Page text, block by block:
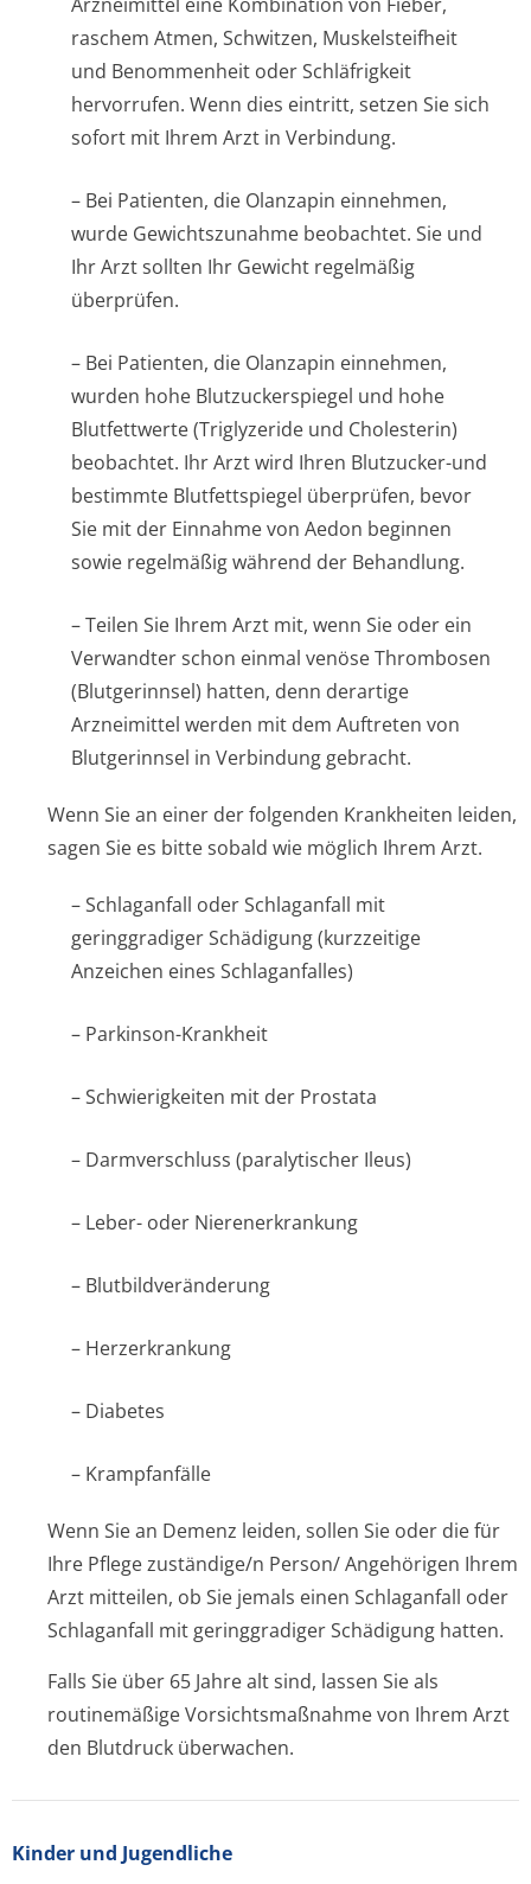
raschem Atmen, Schwitzen, Muskelsteifheit
und Benommenheit oder Schläfrigkeit
hervorrufen. Wenn dies eintritt, setzen Sie sich
sofort mit Ihrem Arzt in Verbindung.
– Bei Patienten, die Olanzapin einnehmen,
wurde Gewichtszunahme beobachtet. Sie und
Ihr Arzt sollten Ihr Gewicht regelmäßig
überprüfen.
– Bei Patienten, die Olanzapin einnehmen,
wurden hohe Blutzuckerspiegel und hohe
Blutfettwerte (Triglyzeride und Cholesterin)
beobachtet. Ihr Arzt wird Ihren Blutzucker-und
bestimmte Blutfettspiegel überprüfen, bevor
Sie mit der Einnahme von Aedon beginnen
sowie regelmäßig während der Behandlung.
– Teilen Sie Ihrem Arzt mit, wenn Sie oder ein
Verwandter schon einmal venöse Thrombosen
(Blutgerinnsel) hatten, denn derartige
Arzneimittel werden mit dem Auftreten von
Blutgerinnsel in Verbindung gebracht.
Wenn Sie an einer der folgenden Krankheiten leiden,
sagen Sie es bitte sobald wie möglich Ihrem Arzt.
– Schlaganfall oder Schlaganfall mit
geringgradiger Schädigung (kurzzeitige
Anzeichen eines Schlaganfalles)
– Parkinson-Krankheit
– Schwierigkeiten mit der Prostata
– Darmverschluss (paralytischer Ileus)
– Leber- oder Nierenerkrankung
– Blutbildveränderung
– Herzerkrankung
– Diabetes
– Krampfanfälle
Wenn Sie an Demenz leiden, sollen Sie oder die für
Ihre Pflege zuständige/n Person/ Angehörigen Ihrem
Arzt mitteilen, ob Sie jemals einen Schlaganfall oder
Schlaganfall mit geringgradiger Schädigung hatten.
Falls Sie über 65 Jahre alt sind, lassen Sie als
routinemäßige Vorsichtsmaßnahme von Ihrem Arzt
den Blutdruck überwachen.
Kinder und Jugendliche